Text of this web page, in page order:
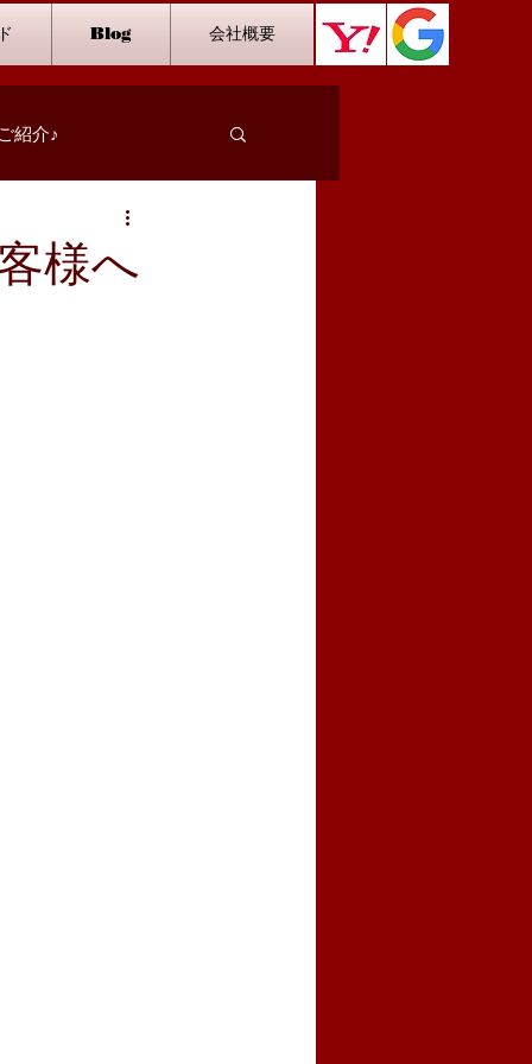
Blog 会社概要
紹介♪
スタッフインタビュー
様へ